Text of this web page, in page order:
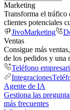
Marketing
Transforma el tráfico
clientes potenciales
JivoMarketing
Ventas
Consigue más
de los pedidos y una
Teléfono
Integraciones
Agente de IA
Gestiona las
más frecuentes